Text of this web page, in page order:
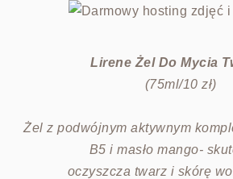
Lirene Żel Do Mycia
(75ml/10 zł)
Żel z podwójnym aktywnym
B5 i masło mango-
oczyszcza twarz i skórę